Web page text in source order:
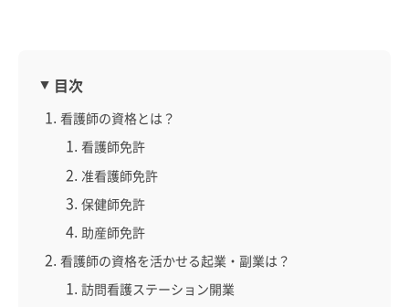
目次
看護師の資格とは？
看護師免許
准看護師免許
保健師免許
助産師免許
看護師の資格を活かせる起業・副業は？
訪問看護ステーション開業